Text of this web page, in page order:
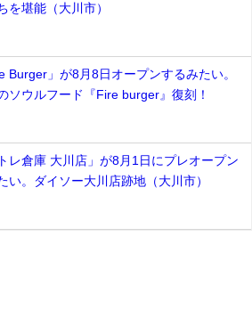
を堪能（大川市）
Burger」が8月8日オープンするみたい。
ソウルフード『Fire burger』復刻！
レ倉庫 大川店」が8月1日にプレオープン
い。ダイソー大川店跡地（大川市）